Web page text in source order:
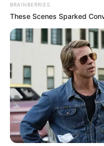
BRAINBERRIES
These Scenes Sparked